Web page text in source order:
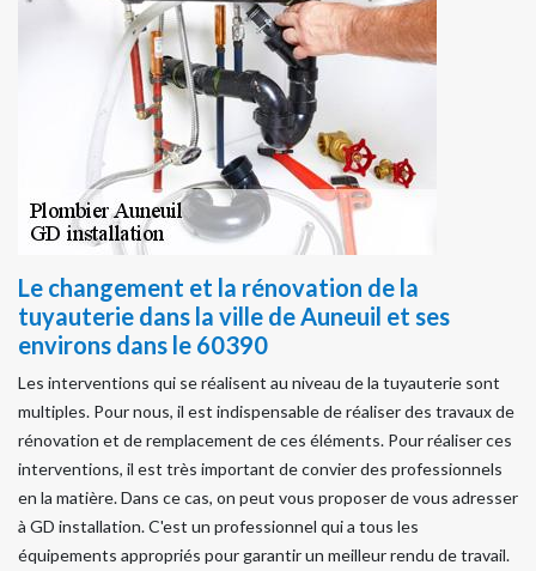
Le changement et la rénovation de la
tuyauterie dans la ville de Auneuil et ses
environs dans le 60390
Les interventions qui se réalisent au niveau de la tuyauterie sont
multiples. Pour nous, il est indispensable de réaliser des travaux de
rénovation et de remplacement de ces éléments. Pour réaliser ces
interventions, il est très important de convier des professionnels
en la matière. Dans ce cas, on peut vous proposer de vous adresser
à GD installation. C'est un professionnel qui a tous les
équipements appropriés pour garantir un meilleur rendu de travail.